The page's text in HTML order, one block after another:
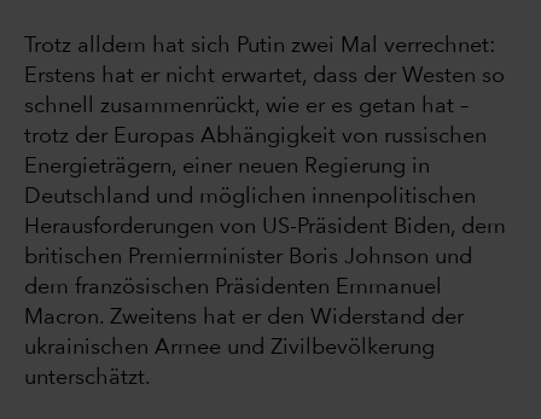
Trotz alldem hat sich Putin zwei Mal verrechnet:
Erstens hat er nicht erwartet, dass der Westen so
schnell zusammenrückt, wie er es getan hat –
trotz der Europas Abhängigkeit von russischen
Energieträgern, einer neuen Regierung in
Deutschland und möglichen innenpolitischen
Herausforderungen von US-Präsident Biden, dem
britischen Premierminister Boris Johnson und
dem französischen Präsidenten Emmanuel
Macron. Zweitens hat er den Widerstand der
ukrainischen Armee und Zivilbevölkerung
unterschätzt.